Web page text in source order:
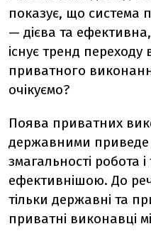
показує, що система
— дієва та
існує тренд
приватного
очікуємо?
Поява приватних
державними приведе
змагальності робота
ефективнішою. До
тільки державні та
приватні виконавці